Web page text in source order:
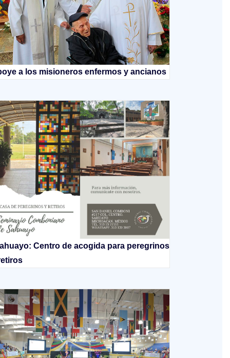
a los misioneros enfermos y ancianos
Centro de acogida para peregrinos